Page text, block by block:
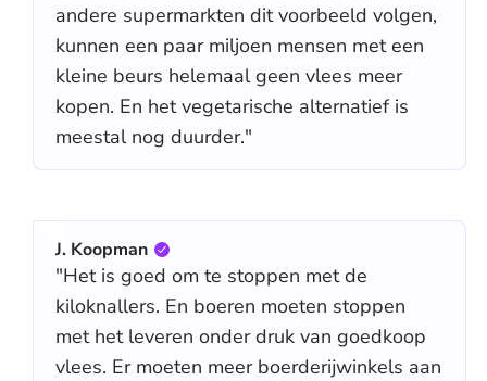
andere supermarkten dit voorbeeld volgen,
kunnen een paar miljoen mensen met een
kleine beurs helemaal geen vlees meer
kopen. En het vegetarische alternatief is
meestal nog duurder."
J. Koopman
"Het is goed om te stoppen met de
kiloknallers. En boeren moeten stoppen
met het leveren onder druk van goedkoop
vlees. Er moeten meer boerderijwinkels aan